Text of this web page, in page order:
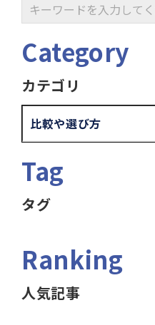
Category
カテゴリ
比較や選び方
Tag
タグ
Ranking
人気記事